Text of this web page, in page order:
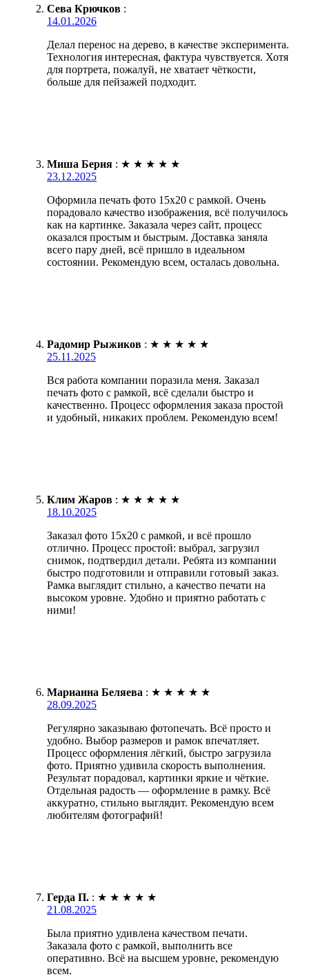
Сева Крючков :
14.01.2026
Делал перенос на дерево, в качестве эксперимента.
Технология интересная, фактура чувствуется. Хотя
для портрета, пожалуй, не хватает чёткости,
больше для пейзажей подходит.
Миша Берия : ★ ★ ★ ★ ★
23.12.2025
Оформила печать фото 15х20 с рамкой. Очень
порадовало качество изображения, всё получилось
как на картинке. Заказала через сайт, процесс
оказался простым и быстрым. Доставка заняла
всего пару дней, всё пришло в идеальном
состоянии. Рекомендую всем, осталась довольна.
Радомир Рыжиков : ★ ★ ★ ★ ★
25.11.2025
Вся работа компании поразила меня. Заказал
печать фото с рамкой, всё сделали быстро и
качественно. Процесс оформления заказа простой
и удобный, никаких проблем. Рекомендую всем!
Клим Жаров : ★ ★ ★ ★ ★
18.10.2025
Заказал фото 15х20 с рамкой, и всё прошло
отлично. Процесс простой: выбрал, загрузил
снимок, подтвердил детали. Ребята из компании
быстро подготовили и отправили готовый заказ.
Рамка выглядит стильно, а качество печати на
высоком уровне. Удобно и приятно работать с
ними!
Марианна Беляева : ★ ★ ★ ★ ★
28.09.2025
Регулярно заказываю фотопечать. Всё просто и
удобно. Выбор размеров и рамок впечатляет.
Процесс оформления лёгкий, быстро загрузила
фото. Приятно удивила скорость выполнения.
Результат порадовал, картинки яркие и чёткие.
Отдельная радость — оформление в рамку. Всё
аккуратно, стильно выглядит. Рекомендую всем
любителям фотографий!
Герда П. : ★ ★ ★ ★ ★
21.08.2025
Была приятно удивлена качеством печати.
Заказала фото с рамкой, выполнить все
оперативно. Всё на высшем уровне, рекомендую
всем.